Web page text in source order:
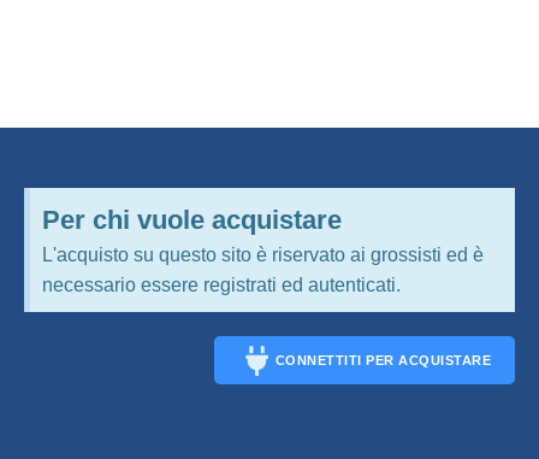
Per chi vuole acquistare
L'acquisto su questo sito è riservato ai grossisti ed è
necessario essere registrati ed autenticati.
CONNETTITI PER ACQUISTARE